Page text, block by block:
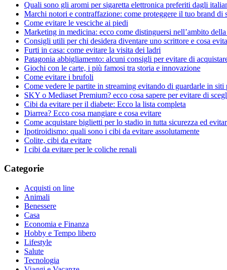
Quali sono gli aromi per sigaretta elettronica preferiti dagli
Marchi notori e contraffazione: come proteggere il tuo brand di
Come evitare le vesciche ai piedi
Marketing in medicina: ecco come distinguersi nell’ambito
Consigli utili per chi desidera diventare uno scrittore e cosa
Furti in casa: come evitare la visita dei ladri
Patagonia abbigliamento: alcuni consigli per evitare di
Giochi con le carte, i più famosi tra storia e innovazione
Come evitare i brufoli
Come vedere le partite in streaming evitando di guardarle in
SKY o Mediaset Premium? ecco cosa sapere per evitare di
Cibi da evitare per il diabete: Ecco la lista completa
Diarrea? Ecco cosa mangiare e cosa evitare
Come acquistare biglietti per lo stadio in tutta sicurezza ed
Ipotiroidismo: quali sono i cibi da evitare assolutamente
Colite, cibi da evitare
I cibi da evitare per le coliche renali
Categorie
Acquisti on line
Animali
Benessere
Casa
Economia e Finanza
Hobby e Tempo libero
Lifestyle
Salute
Tecnologia